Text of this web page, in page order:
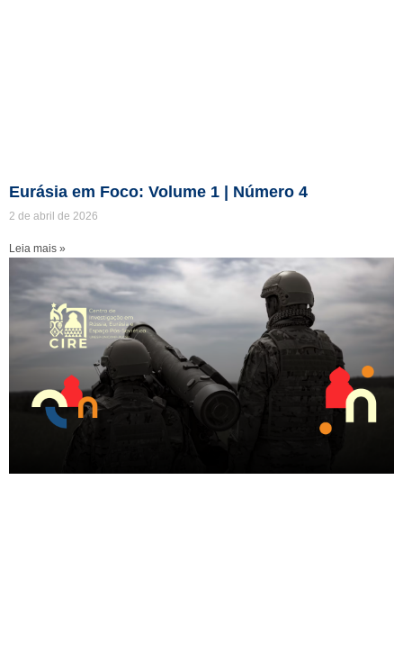
Eurásia em Foco: Volume 1 | Número 4
2 de abril de 2026
Leia mais »